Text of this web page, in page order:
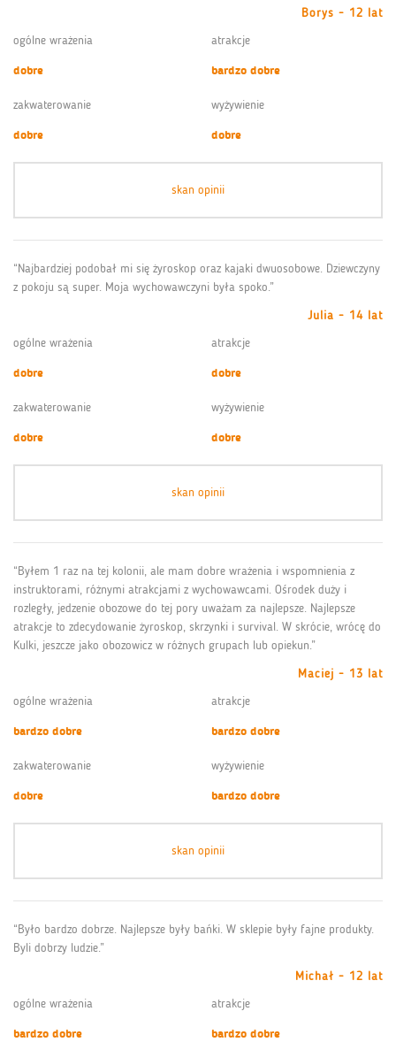
Borys - 12 lat
ogólne wrażenia
dobre
atrakcje
bardzo dobre
zakwaterowanie
dobre
wyżywienie
dobre
skan opinii
“Najbardziej podobał mi się żyroskop oraz kajaki dwuosobowe. Dziewczyny
z pokoju są super. Moja wychowawczyni była spoko.”
Julia - 14 lat
ogólne wrażenia
dobre
atrakcje
dobre
zakwaterowanie
dobre
wyżywienie
dobre
skan opinii
“Byłem 1 raz na tej kolonii, ale mam dobre wrażenia i wspomnienia z
instruktorami, różnymi atrakcjami z wychowawcami. Ośrodek duży i
rozległy, jedzenie obozowe do tej pory uważam za najlepsze. Najlepsze
atrakcje to zdecydowanie żyroskop, skrzynki i survival. W skrócie, wrócę do
Kulki, jeszcze jako obozowicz w różnych grupach lub opiekun.”
Maciej - 13 lat
ogólne wrażenia
bardzo dobre
atrakcje
bardzo dobre
zakwaterowanie
dobre
wyżywienie
bardzo dobre
skan opinii
“Było bardzo dobrze. Najlepsze były bańki. W sklepie były fajne produkty.
Byli dobrzy ludzie.”
Michał - 12 lat
ogólne wrażenia
bardzo dobre
atrakcje
bardzo dobre